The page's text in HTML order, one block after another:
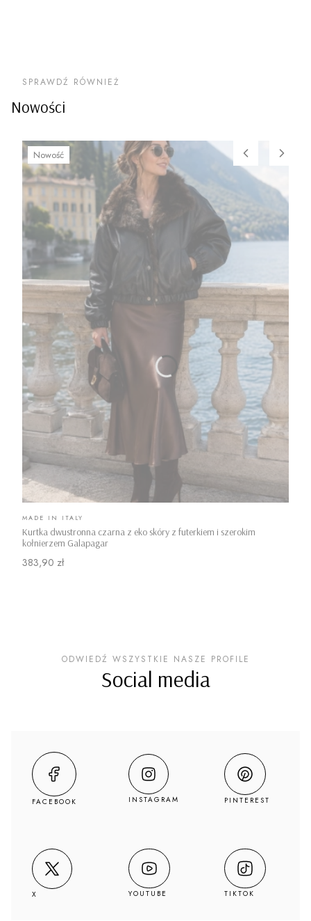
Nowości
SPRAWDŹ RÓWNIEŻ
Nowość
Kurtka dwustronna czarna z eko skóry z futerkiem i szerokim
kołnierzem Galapagar
PRODUCENT
MADE IN ITALY
Cena
383,90 zł
ODWIEDŹ WSZYSTKIE NASZE PROFILE
Social media
FACEBOOK INSTAGRAM PINTEREST
X YOUTUBE TIKTOK